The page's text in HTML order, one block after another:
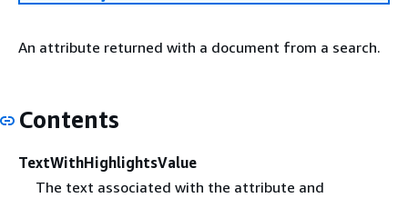
An attribute returned with a document from a search.
Contents
TextWithHighlightsValue
The text associated with the attribute and